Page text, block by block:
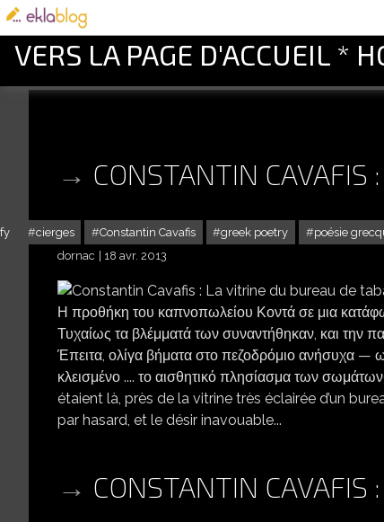
VERS LA PAGE D'ACCUEIL *
CONSTANTIN CAVAFIS
cierges Constantin Cavafis greek poetry poésie
dornac
18 avr. 2013
Η προθήκη του καπνοπωλείου Κοντά σε μια
Τυχαίως τα βλέμματά των συναντήθηκαν, και την
Έπειτα, ολίγα βήματα στο πεζοδρόμιο ανήσυχα —
κλεισμένο .... το αισθητικό πλησίασμα των
étaient là, près de la vitrine très éclairée d’un
par hasard, et le désir inavouable...
CONSTANTIN CAVAFIS